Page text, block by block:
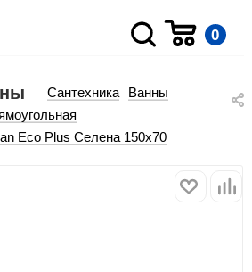
0
Сантехника
Ванны
Eco Plus Селена 150х70